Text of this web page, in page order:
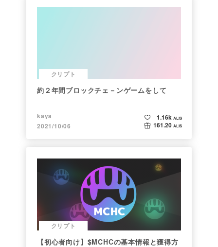
クリプト
約２年間ブロックチェ－ンゲームをして
kaya
2021/10/06
1.16k ALIS
161.20 ALIS
クリプト
【初心者向け】$MCHCの基本情報と獲得方